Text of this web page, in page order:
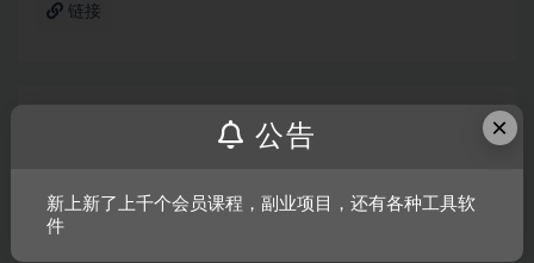
链接
上一篇
迷你高速公路/Mini Motorways
下一篇
战锤40k：机械神教
×
公告
新上新了上千个会员课程，副业项目，还有各种工具软
件